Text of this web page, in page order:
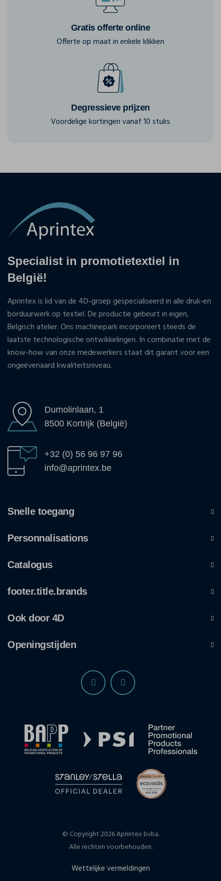
Gratis offerte online
Offerte op maat in enkele klikken
Degressieve prijzen
Voordelige kortingen vanaf 10 stuks
Specialist in promotietextiel in
België!
Aprintex is lid van de 4D-groep gespecialiseerd in alle druk-en
borduurwerk op textiel. De productie gebeurt in eigen,
Belgisch atelier. Ons machinepark incorporeert steeds de
laatste technologische ontwikkelingen. In combinatie met de
know-how van onze medewerkers staat dit garant voor een
ongeëvenaard kwaliteitsniveau.
Dumolinlaan, 1
8500 Kortrijk (België)
+32 (0) 56 96 97 96
info@aprintex.be
Snelle toegang
Personnalisations
Catalogus
footer.title.brands
Ook door 4D
Openingstijden
© Copyright 2026 Aprintex bvba.
Alle rechten voorbehouden.
Wettelijke vermeldingen